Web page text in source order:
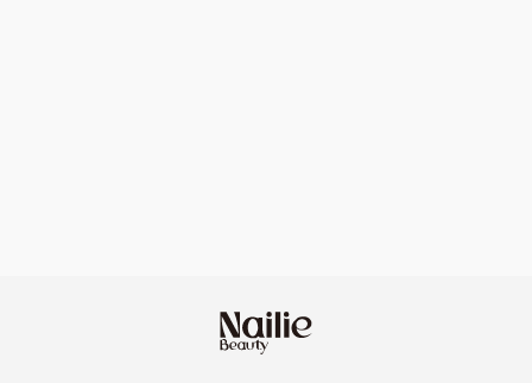
ふじみ野・鶴瀬・上福岡